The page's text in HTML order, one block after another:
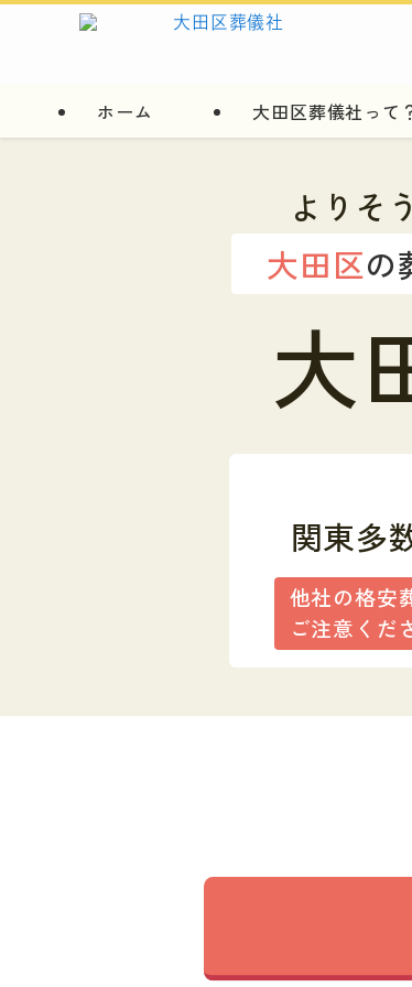
ホーム 大田区葬儀社って
よりそ
大田区の
大
関東多
他社の格安
ご注意くだ